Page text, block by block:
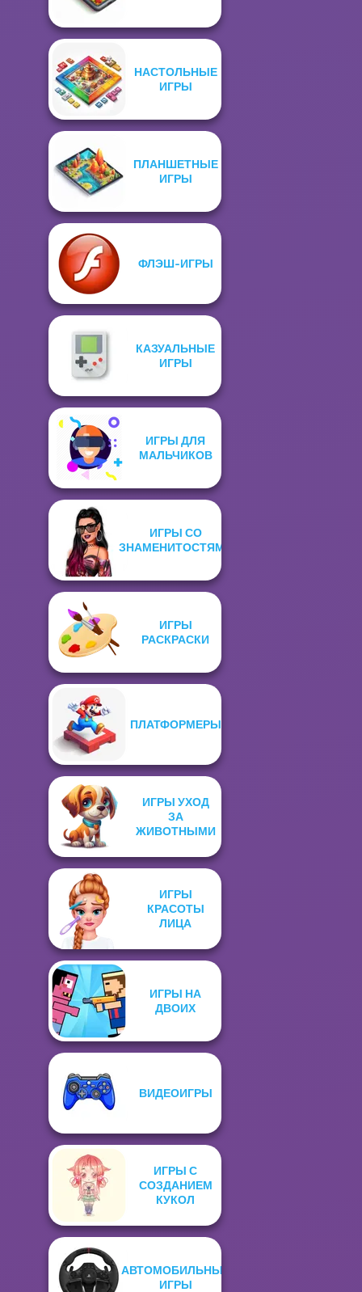
НАСТОЛЬНЫЕ
ИГРЫ
ПЛАНШЕТНЫЕ
ИГРЫ
ФЛЭШ-ИГРЫ
КАЗУАЛЬНЫЕ
ИГРЫ
ИГРЫ ДЛЯ
МАЛЬЧИКОВ
ИГРЫ СО
ЗНАМЕНИТОСТЯМИ
ИГРЫ
РАСКРАСКИ
ПЛАТФОРМЕРЫ
ИГРЫ УХОД
ЗА
ЖИВОТНЫМИ
ИГРЫ
КРАСОТЫ
ЛИЦА
ИГРЫ НА
ДВОИХ
ВИДЕОИГРЫ
ИГРЫ С
СОЗДАНИЕМ
КУКОЛ
АВТОМОБИЛЬНЫЕ
ИГРЫ